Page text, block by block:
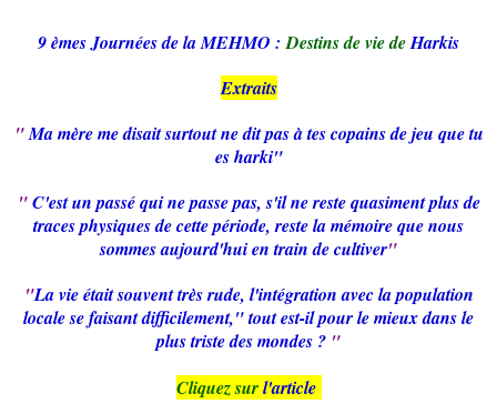
9 èmes Journées de la MEHMO :Destins de vie deHarkis
Extraits
"Ma mère me disait surtout ne dit pas à tes copains de jeu que tu
es harki"
"C'est un passé qui ne passe pas, s'il ne reste quasiment plus de
traces physiques de cette période, reste la mémoire que nous
sommes aujourd'hui en train de cultiver"
"La vie était souvent très rude, l'intégration avec la population
locale se faisant difficilement," tout est-il pour le mieux dans le
plus triste des mondes ? "
Cliquez surl'article